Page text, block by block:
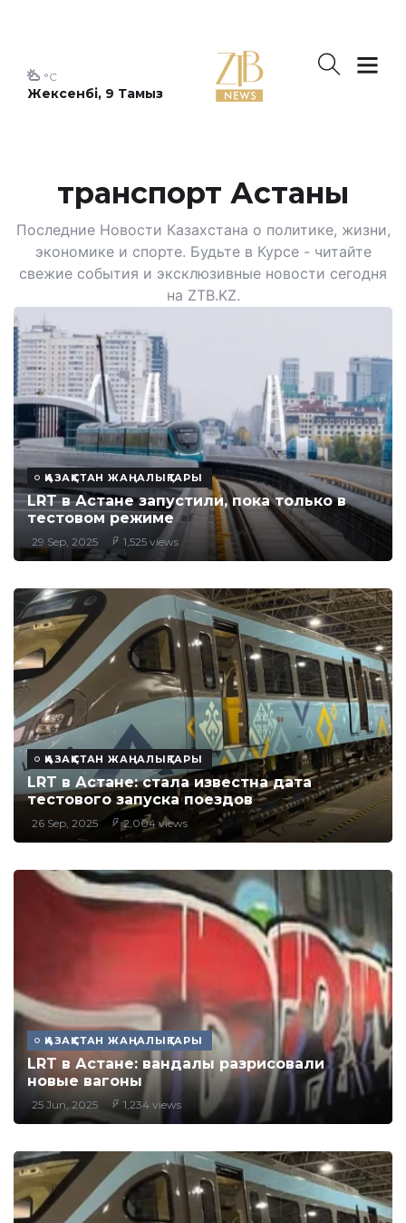
Жексенбі, 9 Тамыз
°C
транспорт Астаны
Последние Новости Казахстана о политике, жизни,
экономике и спорте. Будьте в Курсе - читайте
свежие события и эксклюзивные новости сегодня
на ZTB.KZ.
ҚАЗАҚСТАН ЖАҢАЛЫҚТАРЫ
LRT в Астане запустили, пока только в
тестовом режиме
29 Sep, 2025 1,525 views
ҚАЗАҚСТАН ЖАҢАЛЫҚТАРЫ
LRT в Астане: стала известна дата
тестового запуска поездов
26 Sep, 2025 2,004 views
ҚАЗАҚСТАН ЖАҢАЛЫҚТАРЫ
LRT в Астане: вандалы разрисовали
новые вагоны
25 Jun, 2025 1,234 views